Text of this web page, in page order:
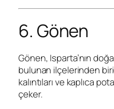
6. Gönen
Gönen, Isparta’nın
bulunan ilçelerinden
kalıntıları ve kaplıca
çeker.